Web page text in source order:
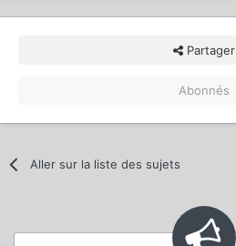
Partager
Abonnés
Aller sur la liste des sujets